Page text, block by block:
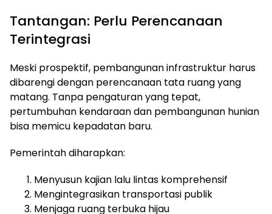
Tantangan: Perlu Perencanaan
Terintegrasi
Meski prospektif, pembangunan infrastruktur harus
dibarengi dengan perencanaan tata ruang yang
matang. Tanpa pengaturan yang tepat,
pertumbuhan kendaraan dan pembangunan hunian
bisa memicu kepadatan baru.
Pemerintah diharapkan:
Menyusun kajian lalu lintas komprehensif
Mengintegrasikan transportasi publik
Menjaga ruang terbuka hijau